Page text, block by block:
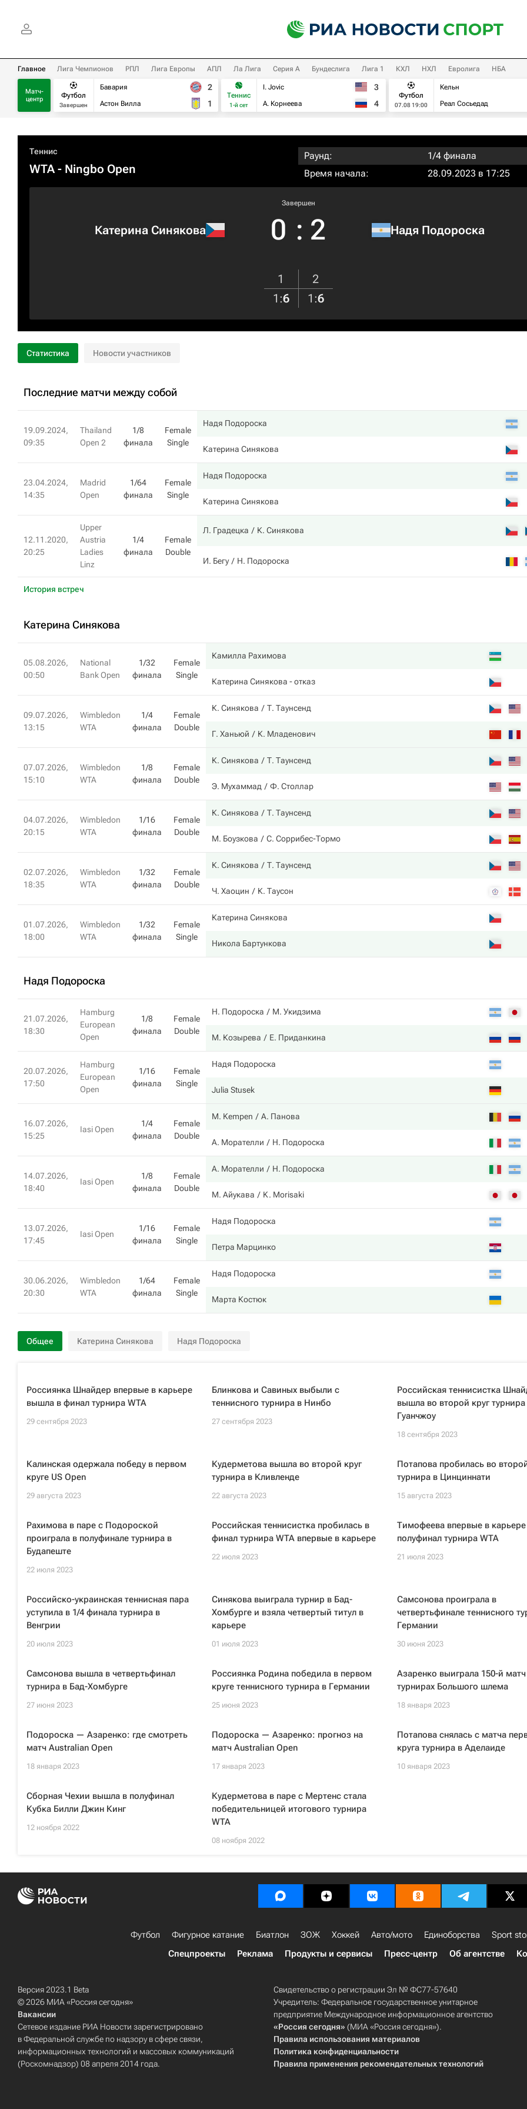
Главное Лига Чемпионов РПЛ Лига Европы АПЛ Ла Лига Серия А Бундеслига Лига 1 КХЛ НХЛ Евролига НБА
Матч-
центр
Футбол
Завершен
Бавария
Астон Вилла
2
1
Теннис
1-й сет
I. Jovic
А. Корнеева
3
4
Футбол
07.08 19:00
Кельн
Реал Сосьедад
Теннис
WTA- Ningbo Open
Раунд:
1/4 финала
Время начала:
28.09.2023 в 17:25
Катерина Синякова
Завершен
0 : 2 Надя Подороска
1
2
1 :6 1 :6
Статистика Новости участников
Последние матчи между собой
19.09.2024,
09:35
Thailand
Open 2
1/8
финала
Female
Single
Надя Подороска
Катерина Синякова
23.04.2024,
14:35
Madrid
Open
1/64
финала
Female
Single
Надя Подороска
Катерина Синякова
12.11.2020,
20:25
Upper
Austria
Ladies
Linz
1/4
финала
Female
Double
Л. Градецка К. Синякова
И. Бегу Н. Подороска
История встреч
Катерина Синякова
05.08.2026,
00:50
National
Bank Open
1/32
финала
Female
Single
Камилла Рахимова
Катерина Синякова - отказ
09.07.2026,
13:15
Wimbledon
WTA
1/4
финала
Female
Double
К. Синякова Т. Таунсенд
Г. Ханьюй К. Младенович
07.07.2026,
15:10
Wimbledon
WTA
1/8
финала
Female
Double
К. Синякова Т. Таунсенд
Э. Мухаммад Ф. Столлар
04.07.2026,
20:15
Wimbledon
WTA
1/16
финала
Female
Double
К. Синякова Т. Таунсенд
М. Боузкова С. Соррибес-Тормо
02.07.2026,
18:35
Wimbledon
WTA
1/32
финала
Female
Double
К. Синякова Т. Таунсенд
Ч. Хаоцин К. Таусон
01.07.2026,
18:00
Wimbledon
WTA
1/32
финала
Female
Single
Катерина Синякова
Никола Бартункова
Надя Подороска
21.07.2026,
18:30
Hamburg
European
Open
1/8
финала
Female
Double
Н. Подороска М. Укидзима
М. Козырева Е. Приданкина
20.07.2026,
17:50
Hamburg
European
Open
1/16
финала
Female
Single
Надя Подороска
Julia Stusek
16.07.2026,
15:25
Iasi Open
1/4
финала
Female
Double
M. Kempen А. Панова
А. Морателли Н. Подороска
14.07.2026,
18:40
Iasi Open
1/8
финала
Female
Double
А. Морателли Н. Подороска
М. Айукава K. Morisaki
13.07.2026,
17:45
Iasi Open
1/16
финала
Female
Single
Надя Подороска
Петра Марцинко
30.06.2026,
20:30
Wimbledon
WTA
1/64
финала
Female
Single
Надя Подороска
Марта Костюк
Общее Катерина Синякова Надя Подороска
Россиянка Шнайдер впервые в карьере
вышла в финал турнира WTA
29 сентября 2023
Блинкова и Савиных выбыли с
теннисного турнира в Нинбо
27 сентября 2023
Российская теннисистка
вышла во второй круг турнира
Гуанчжоу
18 сентября 2023
Калинская одержала победу в первом
круге US Open
29 августа 2023
Кудерметова вышла во второй круг
турнира в Кливленде
22 августа 2023
Потапова пробилась во
турнира в Цинциннати
15 августа 2023
Рахимова в паре с Подороской
проиграла в полуфинале турнира в
Будапеште
22 июля 2023
Российская теннисистка пробилась в
финал турнира WTA впервые в карьере
22 июля 2023
Тимофеева впервые в
полуфинал турнира WTA
21 июля 2023
Российско-украинская теннисная пара
уступила в 1/4 финала турнира в
Венгрии
20 июля 2023
Синякова выиграла турнир в Бад-
Хомбурге и взяла четвертый титул в
карьере
01 июля 2023
Самсонова проиграла в
четвертьфинале теннисного
Германии
30 июня 2023
Самсонова вышла в четвертьфинал
турнира в Бад-Хомбурге
27 июня 2023
Россиянка Родина победила в первом
круге теннисного турнира в Германии
25 июня 2023
Азаренко выиграла 150-й матч
турнирах Большого шлема
18 января 2023
Подороска — Азаренко: где смотреть
матч Australian Open
18 января 2023
Подороска — Азаренко: прогноз на
матч Australian Open
17 января 2023
Потапова снялась с матча
круга турнира в Аделаиде
10 января 2023
Сборная Чехии вышла в полуфинал
Кубка Билли Джин Кинг
12 ноября 2022
Кудерметова в паре с Мертенс стала
победительницей итогового турнира
WTA
08 ноября 2022
Футбол Фигурное катание Биатлон ЗОЖ Хоккей Авто/мото Единоборства Sport
Спецпроекты
Реклама Продукты и сервисы Пресс-центр Об агентстве
Версия 2023.1 Beta
© 2026 МИА «Россия сегодня»
Вакансии
Сетевое издание РИА Новости зарегистрировано
в Федеральной службе по надзору в сфере связи,
информационных технологий и массовых коммуникаций
(Роскомнадзор) 08 апреля 2014 года.
Свидетельство о регистрации Эл № ФС77-57640
Учредитель: Федеральное государственное унитарное
предприятие Международное информационное агентство
«Россия сегодня» (МИА «Россия сегодня»).
Правила использования материалов
Политика конфиденциальности
Правила применения рекомендательных технологий